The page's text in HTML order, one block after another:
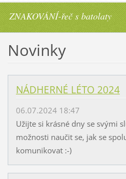
ZNAKOVÁNÍ-řeč s batolaty
Novinky
NÁDHERNÉ LÉTO 2024
06.07.2024 18:47
Užijte si krásné dny se svými
možnosti naučit se, jak se
komunikovat :-)